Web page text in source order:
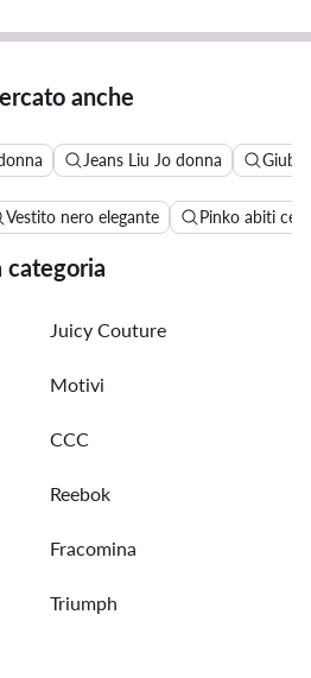
anche
Jeans Liu Jo donna
Vestito nero elegante Pinko abiti
categoria
Juicy Couture
Motivi
CCC
Reebok
Fracomina
Triumph